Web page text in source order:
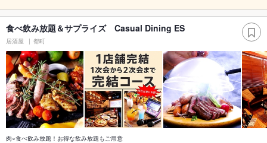
食べ飲み放題＆サプライズ Casual Dining ES
居酒屋 都町
肉×食べ飲み放題！お得な飲み放題もご用意